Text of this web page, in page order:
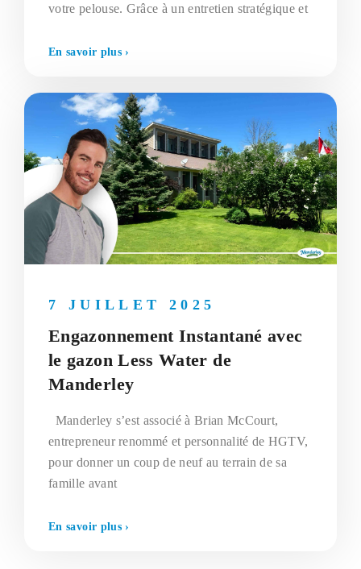
votre pelouse. Grâce à un entretien stratégique et
En savoir plus ›
Engazonnement Instantané avec
le gazon Less Water de
Manderley
7 JUILLET 2025
Manderley s’est associé à Brian McCourt,
entrepreneur renommé et personnalité de HGTV,
pour donner un coup de neuf au terrain de sa
famille avant
En savoir plus ›